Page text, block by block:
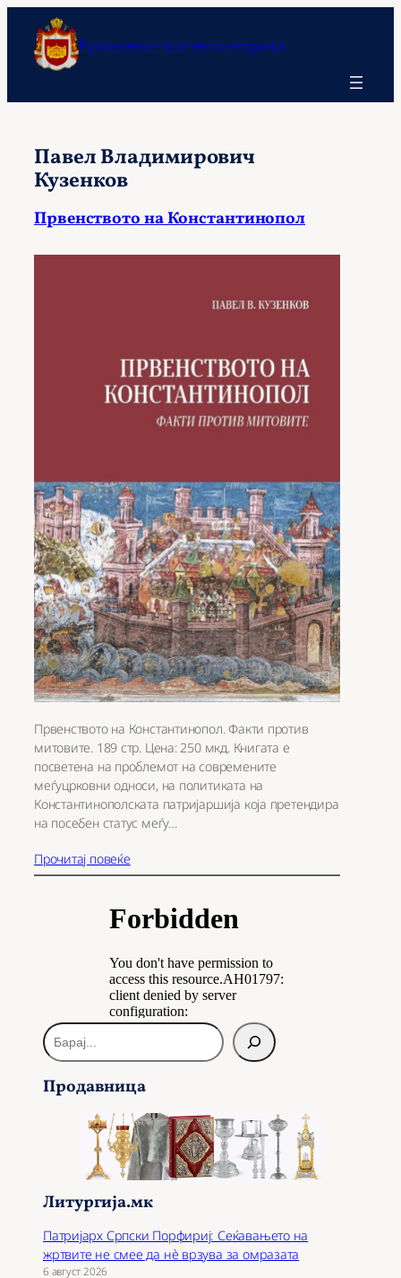
содржината Кумановско-осоговска епархија
Павел Владимирович
Кузенков
Првенството на Константинопол
Првенството на Константинопол. Факти против
митовите. 189 стр. Цена: 250 мкд. Книгата е
посветена на проблемот на современите
меѓуцрковни односи, на политиката на
Константинополската патријаршија која претендира
на посебен статус меѓу…
Прочитај повеќе
Б
а
а
Продавница
Литургија.мк
Патријарх Српски Порфириј: Сеќавањето на
жртвите не смее да нѐ врзува за омразата
6 август 2026